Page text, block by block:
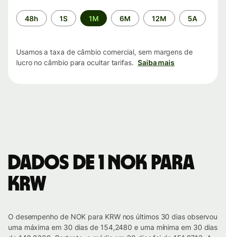
Período
de
48h 1S 1M 6M 12M 5A
Usamos a taxa de câmbio comercial, sem margens de
lucro no câmbio para ocultar tarifas. Saiba mais
Dados de 1 NOK para
KRW
O desempenho de NOK para KRW nos últimos 30 dias observou
uma máxima em 30 dias de 154,2480 e uma mínima em 30 dias